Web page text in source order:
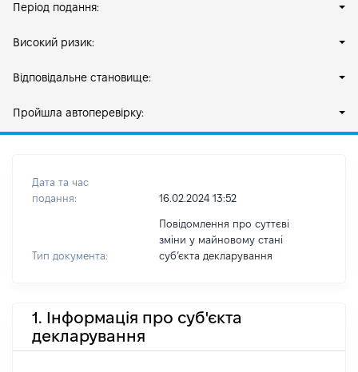
Період подання:
Високий ризик:
Відповідальне становище:
Пройшла автоперевірку:
Дата та час
подання:
16.02.2024 13:52
Тип документа:
Повідомлення про суттєві
зміни у майновому стані
субʼєкта декларування
1. Інформація про суб'єкта
декларування